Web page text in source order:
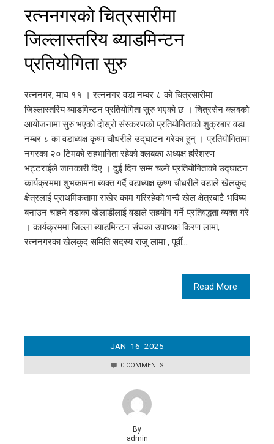
रत्ननगरको चित्रसारीमा
जिल्लास्तरिय ब्याडमिन्टन
प्रतियोगिता सुरु
रत्ननगर, माघ ११ । रत्ननगर वडा नम्बर ८ को चित्रसारीमा
जिल्लास्तरिय ब्याडमिन्टन प्रतियोगिता सुरु भएको छ । चित्रसेन क्लबको
आयोजनामा सुरु भएको दोस्रो संस्करणको प्रतियोगिताको शुक्रबार वडा
नम्बर ८ का वडाध्यक्ष कृष्ण चौधरीले उद्‌घाटन गरेका हुन् । प्रतियोगितामा
नगरका २० टिमको सहभागिता रहेको क्लबका अध्यक्ष हरिशरण
भट्टराईले जानकारी दिए । दुई दिन सम्म चल्ने प्रतियोगिताको उद्घाटन
कार्यक्रममा शुभकामना ब्यक्त गर्दै वडाध्यक्ष कृष्ण चौधरीले वडाले खेलकुद
क्षेत्रलाई प्राथमिकतामा राखेर काम गरिरहेको भन्दै खेल क्षेत्रबाटै भविष्य
बनाउन चाहने वडाका खेलाडीलाई वडाले सहयोग गर्ने प्रतिवद्धता व्यक्त गरे
। कार्यक्रममा जिल्ला ब्याडमिन्टन संघका उपाध्यक्ष किरण लामा,
रत्ननगरका खेलकुद समिति सदस्य राजु लामा , पूर्वी…
Read More
JAN 16 2025
0 COMMENTS
By
admin